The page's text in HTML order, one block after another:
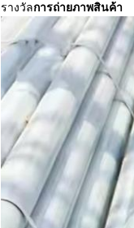
รางวัลการถ่ายภาพสินค้า